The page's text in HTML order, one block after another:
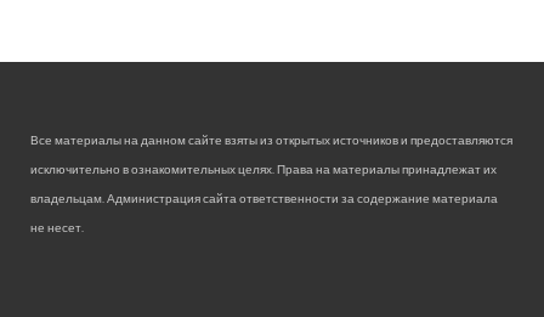
Все материалы на данном сайте взяты из открытых источников и предоставляются
исключительно в ознакомительных целях. Права на материалы принадлежат их
владельцам. Администрация сайта ответственности за содержание материала
не несет.